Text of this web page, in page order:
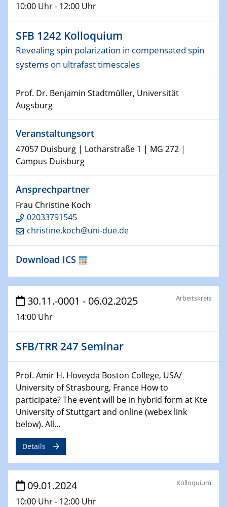
30.11.-0001 - 06.02.2025
SFB/TRR 247 Seminar
09.01.2024
Kolloquium CRC 1242
Bewerbungsvorrtag Besetzung W3-Professur
Technische Chemie – Technisch-Makromolekulare
Chemie für die Wasserforschung
Kolloquium CRC 1242
23.01.2024
Kolloquium CRC 1242
24.01.2024
Bewerbungsvorrtag Besetzung W3-Professur
Technische Chemie – Technisch-Makromolekulare
Chemie für die Wasserforschung
Bewerbungsvorrtag Besetzung W3-Professur
Technische Chemie – Technisch-Makromolekulare
Chemie für die Wasserforschung
29.01.2024
Bewerbungsvorrtag Besetzung W3-Professur
29.01.2024
Bewerbungsvorrtag Besetzung W3-Professur
Technische Chemie – Technisch-Makromolekulare
Chemie für die Wasserforschung
30.01.2024
WIN & CENIDE Seminar Series on 2D-
MATURE
31.01.2024
10:00 Uhr - 12:00 Uhr
SFB 1242 Kolloquium
Revealing spin polarization in compensated spin
systems on ultrafast timescales
Prof. Dr. Benjamin Stadtmüller, Universität
Augsburg
Veranstaltungsort
47057 Duisburg | Lotharstraße 1 | MG 272 |
Campus Duisburg
Ansprechpartner
Frau Christine Koch
02033791545
christine.koch@uni-due.de
Download ICS
30.11.-0001 - 06.02.2025
14:00 Uhr
Arbeitskreis
SFB/TRR 247 Seminar
Prof. Amir H. Hoveyda Boston College, USA/
University of Strasbourg, France How to
participate? The event will be in hybrid form at Kte
University of Stuttgart and online (webex link
below). All...
Details
09.01.2024
10:00 Uhr - 12:00 Uhr
Kolloquium